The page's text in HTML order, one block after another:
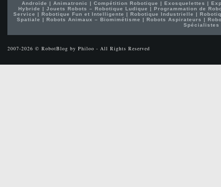
Androïde | Animatronic | Compétition Robotique | Exosquelettes |
Hybride |Jouets Robots – Robotique Ludique |Programmation de
Service | Robotique Fun et Intelligente | Robotique Industrielle |
Spatiale | Robots Animaux – Biomimétisme | Robots Aspirateurs |
Spécialistes
2007-2026 © RobotBlog by Philoo - All Rights Reserved